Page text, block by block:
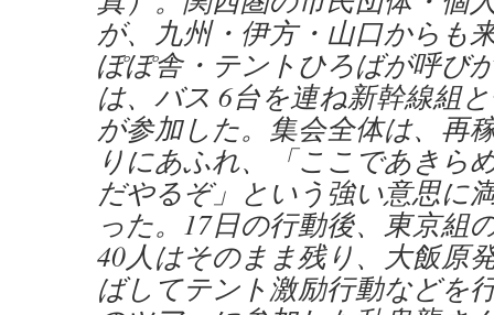
が、九州・伊方・山口からも
ぽぽ舎・テントひろばが呼び
は、バス 6台を連ね新幹線組
が参加した。集会全体は、再
りにあふれ、「ここであきら
だやるぞ」という強い意思に
った。17日の行動後、東京組
40人はそのまま残り、大飯原
ばしてテント激励行動などを